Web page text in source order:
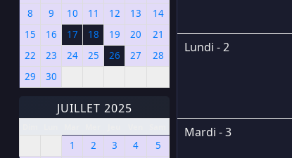
8
9 10 11 12 13
14
15
16 17 18 19 20
21
22
23 24 25 26 27
28
29
30
JUILLET 2025
1 2 3 4
5
Lundi - 2
Mardi - 3